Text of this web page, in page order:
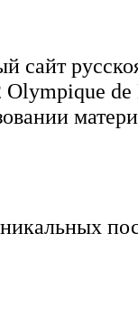
сайт
Olympique